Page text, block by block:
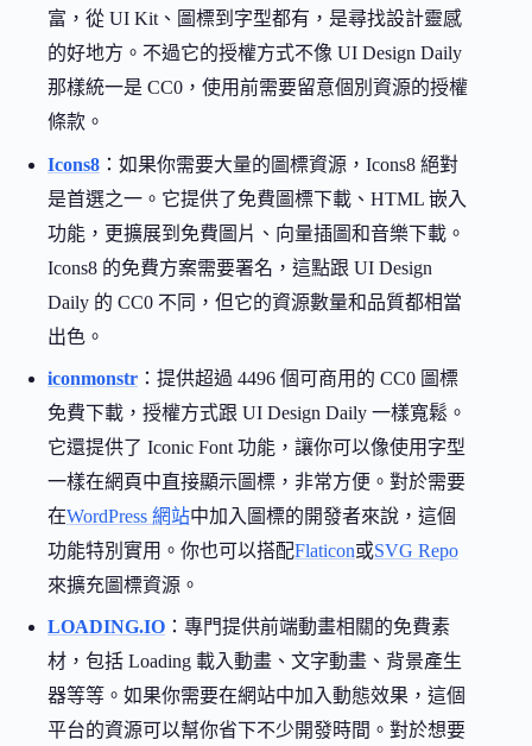
富，從 UI Kit、圖標到字型都有，是尋找設計靈感
的好地方。不過它的授權方式不像 UI Design Daily
那樣統一是 CC0，使用前需要留意個別資源的授權
條款。
Icons8 ：如果你需要大量的圖標資源，Icons8 絕對
是首選之一。它提供了免費圖標下載、HTML 嵌入
功能，更擴展到免費圖片、向量插圖和音樂下載。
Icons8 的免費方案需要署名，這點跟 UI Design
Daily 的 CC0 不同，但它的資源數量和品質都相當
出色。
iconmonstr ：提供超過 4496 個可商用的 CC0 圖標
免費下載，授權方式跟 UI Design Daily 一樣寬鬆。
它還提供了 Iconic Font 功能，讓你可以像使用字型
一樣在網頁中直接顯示圖標，非常方便。對於需要
在WordPress 網站中加入圖標的開發者來說，這個
功能特別實用。你也可以搭配Flaticon或SVG Repo
來擴充圖標資源。
LOADING.IO ：專門提供前端動畫相關的免費素
材，包括 Loading 載入動畫、文字動畫、背景產生
器等等。如果你需要在網站中加入動態效果，這個
平台的資源可以幫你省下不少開發時間。對於想要